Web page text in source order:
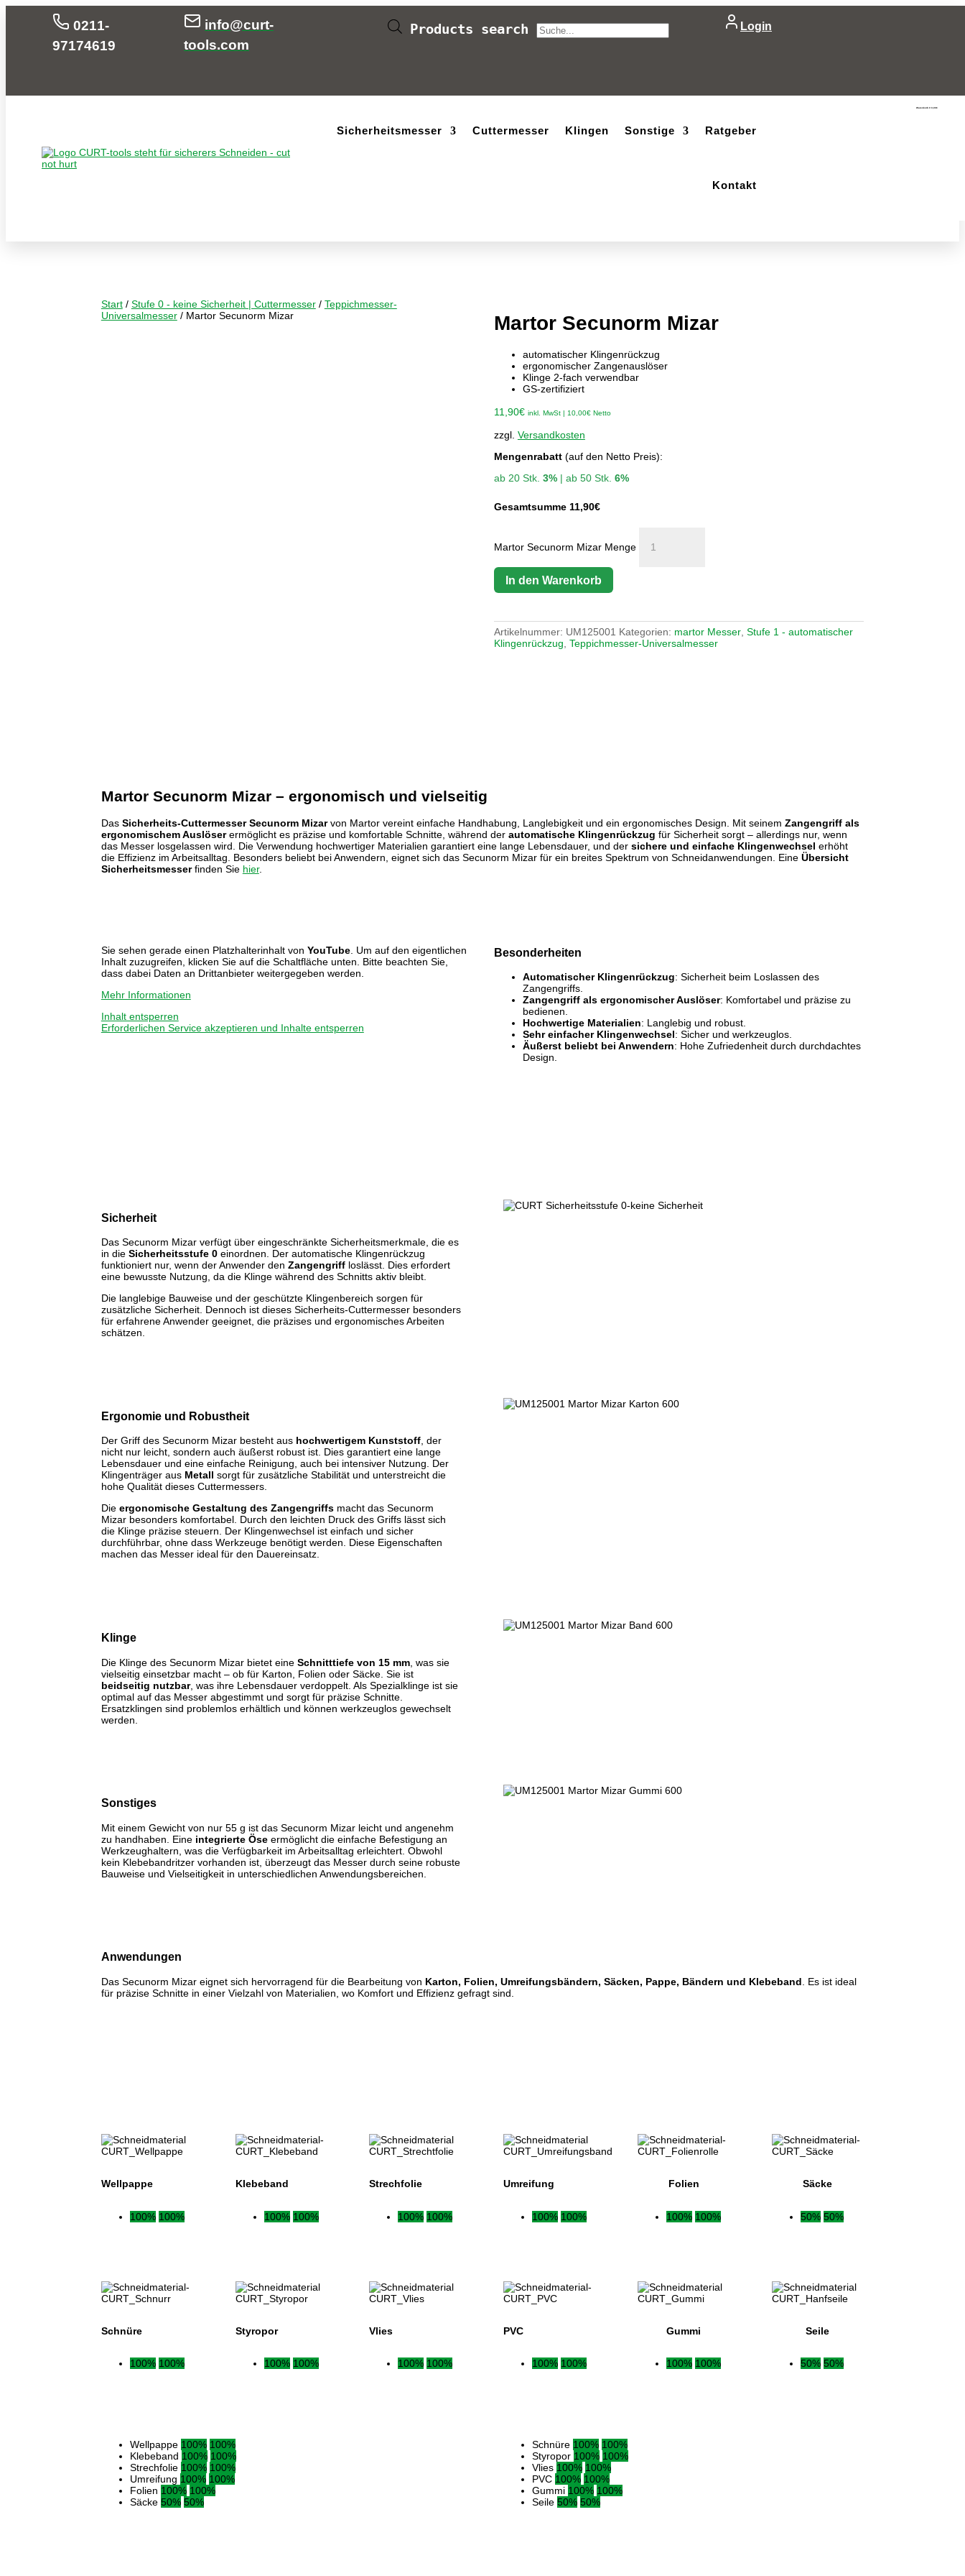
0211-
97174619
info@curt-
tools.com
Products search Login
Sicherheitsmesser Cuttermesser Klingen Sonstige Ratgeber
Kontakt
Warenkorb 0 0,00€
Start/ Stufe 0 - keine Sicherheit | Cuttermesser/ Teppichmesser-
Universalmesser/ Martor Secunorm Mizar Martor Secunorm Mizar
automatischer Klingenrückzug
ergonomischer Zangenauslöser
Klinge 2-fach verwendbar
GS-zertifiziert
11,90€ inkl. MwSt | 10,00€Netto
zzgl. Versandkosten
Mengenrabatt(auf den Netto Preis):
ab 20 Stk. 3%| ab 50 Stk. 6%
Gesamtsumme 11,90€
Martor Secunorm Mizar Menge
In den Warenkorb
Artikelnummer: UM125001 Kategorien: martor Messer, Stufe 1 - automatischer
Klingenrückzug, Teppichmesser-Universalmesser
Martor Secunorm Mizar – ergonomisch und vielseitig
Das Sicherheits-Cuttermesser Secunorm Mizarvon Martor vereint einfache Handhabung, Langlebigkeit und ein ergonomisches Design. Mit seinem Zangengriff als
ergonomischem Auslöserermöglicht es präzise und komfortable Schnitte, während der automatische Klingenrückzug für Sicherheit sorgt – allerdings nur, wenn
das Messer losgelassen wird. Die Verwendung hochwertiger Materialien garantiert eine lange Lebensdauer, und der sichere und einfache Klingenwechsel erhöht
die Effizienz im Arbeitsalltag. Besonders beliebt bei Anwendern, eignet sich das Secunorm Mizar für ein breites Spektrum von Schneidanwendungen. Eine Übersicht
Sicherheitsmesserfinden Sie hier.
Sie sehen gerade einen Platzhalterinhalt von YouTube. Um auf den eigentlichen
Inhalt zuzugreifen, klicken Sie auf die Schaltfläche unten. Bitte beachten Sie,
dass dabei Daten an Drittanbieter weitergegeben werden.
Mehr Informationen
Inhalt entsperren
Erforderlichen Service akzeptieren und Inhalte entsperren
Besonderheiten
Automatischer Klingenrückzug: Sicherheit beim Loslassen des
Zangengriffs.
Zangengriff als ergonomischer Auslöser: Komfortabel und präzise zu
bedienen.
Hochwertige Materialien: Langlebig und robust.
Sehr einfacher Klingenwechsel: Sicher und werkzeuglos.
Äußerst beliebt bei Anwendern: Hohe Zufriedenheit durch durchdachtes
Design.
Sicherheit
Das Secunorm Mizar verfügt über eingeschränkte Sicherheitsmerkmale, die es
in die Sicherheitsstufe 0einordnen. Der automatische Klingenrückzug
funktioniert nur, wenn der Anwender den Zangengriffloslässt. Dies erfordert
eine bewusste Nutzung, da die Klinge während des Schnitts aktiv bleibt.
Die langlebige Bauweise und der geschützte Klingenbereich sorgen für
zusätzliche Sicherheit. Dennoch ist dieses Sicherheits-Cuttermesser besonders
für erfahrene Anwender geeignet, die präzises und ergonomisches Arbeiten
schätzen.
Ergonomie und Robustheit
Der Griff des Secunorm Mizar besteht aus hochwertigem Kunststoff, der
nicht nur leicht, sondern auch äußerst robust ist. Dies garantiert eine lange
Lebensdauer und eine einfache Reinigung, auch bei intensiver Nutzung. Der
Klingenträger aus Metall sorgt für zusätzliche Stabilität und unterstreicht die
hohe Qualität dieses Cuttermessers.
Die ergonomische Gestaltung des Zangengriffsmacht das Secunorm
Mizar besonders komfortabel. Durch den leichten Druck des Griffs lässt sich
die Klinge präzise steuern. Der Klingenwechsel ist einfach und sicher
durchführbar, ohne dass Werkzeuge benötigt werden. Diese Eigenschaften
machen das Messer ideal für den Dauereinsatz.​
Klinge
Die Klinge des Secunorm Mizar bietet eine Schnitttiefe von 15 mm, was sie
vielseitig einsetzbar macht – ob für Karton, Folien oder Säcke. Sie ist
beidseitig nutzbar, was ihre Lebensdauer verdoppelt. Als Spezialklinge ist sie
optimal auf das Messer abgestimmt und sorgt für präzise Schnitte.
Ersatzklingen sind problemlos erhältlich und können werkzeuglos gewechselt
werden.
Sonstiges
Mit einem Gewicht von nur 55 g ist das Secunorm Mizar leicht und angenehm
zu handhaben. Eine integrierte Öseermöglicht die einfache Befestigung an
Werkzeughaltern, was die Verfügbarkeit im Arbeitsalltag erleichtert. Obwohl
kein Klebebandritzer vorhanden ist, überzeugt das Messer durch seine robuste
Bauweise und Vielseitigkeit in unterschiedlichen Anwendungsbereichen.
Anwendungen
Das Secunorm Mizar eignet sich hervorragend für die Bearbeitung von Karton, Folien, Umreifungsbändern, Säcken, Pappe, Bändern und Klebeband . Es ist ideal
für präzise Schnitte in einer Vielzahl von Materialien, wo Komfort und Effizienz gefragt sind.
Wellpappe
100% 100%
Klebeband
100% 100%
Strechfolie
100% 100%
Umreifung
100% 100%
Folien
100% 100%
Säcke
50% 50%
Schnüre
100% 100%
Styropor
100% 100%
Vlies
100% 100%
PVC
100% 100%
Gummi
100% 100%
Seile
50% 50%
Wellpappe 100% 100%
Klebeband 100% 100%
Strechfolie 100% 100%
Umreifung 100% 100%
Folien 100% 100%
Säcke 50% 50%
Schnüre 100% 100%
Styropor 100% 100%
Vlies 100% 100%
PVC 100% 100%
Gummi 100% 100%
Seile 50% 50%